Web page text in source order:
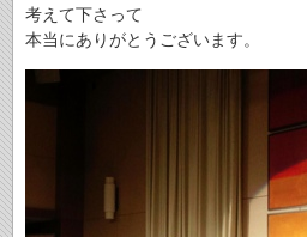
考えて下さって
本当にありがとうございます。